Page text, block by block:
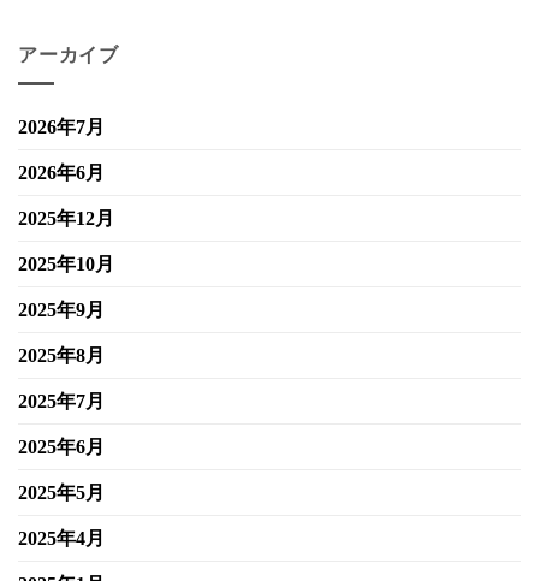
アーカイブ
2026年7月
2026年6月
2025年12月
2025年10月
2025年9月
2025年8月
2025年7月
2025年6月
2025年5月
2025年4月